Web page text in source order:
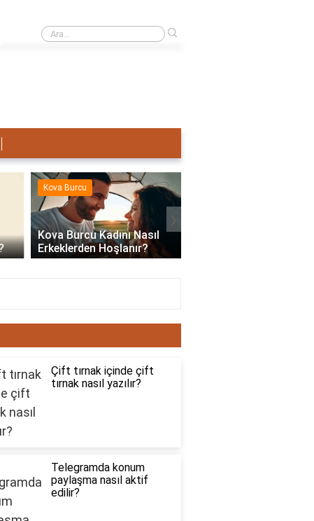
Terazi Erkeği Nasıl Sevişir?
Kova Burcu
Kova Burcu Kadını Nasıl
Erkeklerden Hoşlanır?
›
Çift tırnak içinde çift
tırnak nasıl yazılır?
Telegramda konum
paylaşma nasıl aktif
edilir?